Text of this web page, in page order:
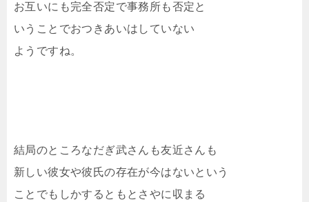
お互いにも完全否定で事務所も否定と
いうことでおつきあいはしていない
ようですね。
結局のところなだぎ武さんも友近さんも
新しい彼女や彼氏の存在が今はないという
ことでもしかするともとさやに収まる